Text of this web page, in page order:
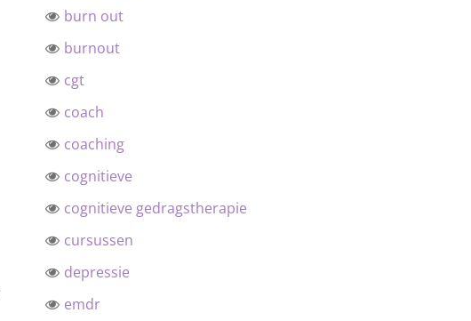
burn out
burnout
cgt
coach
coaching
cognitieve
cognitieve gedragstherapie
cursussen
depressie
emdr